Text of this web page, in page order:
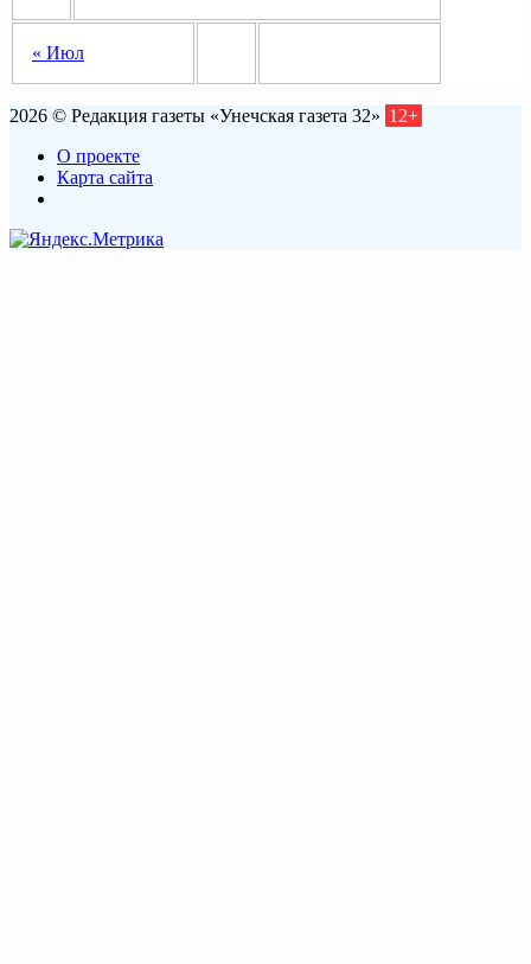
« Июл
2026 © Редакция газеты «Унечская газета 32» 12+
О проекте
Карта сайта